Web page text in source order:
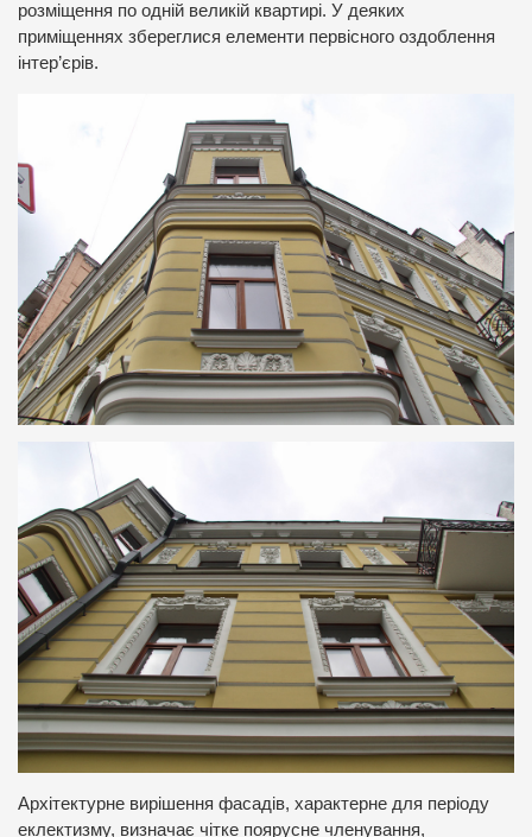
розміщення по одній великій квартирі. У деяких
приміщеннях збереглися елементи первісного оздоблення
інтер’єрів.
Архітектурне вирішення фасадів, характерне для періоду
еклектизму, визначає чітке поярусне членування,